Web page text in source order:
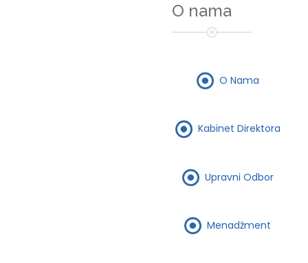
O nama
O Nama
Kabinet Direktora
Upravni Odbor
Menadžment